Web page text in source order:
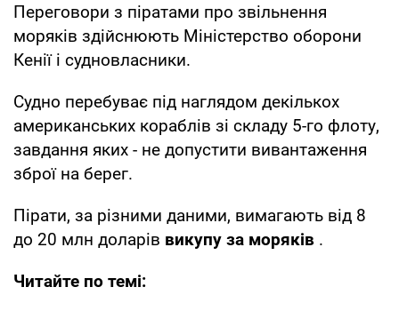
Переговори з піратами про звільнення
моряків здійснюють Міністерство оборони
Кенії і судновласники.
Судно перебуває під наглядом декількох
американських кораблів зі складу 5-го флоту,
завдання яких - не допустити вивантаження
зброї на берег.
Пірати, за різними даними, вимагають від 8
до 20 млн доларів викупу за моряків .
Читайте по темі: